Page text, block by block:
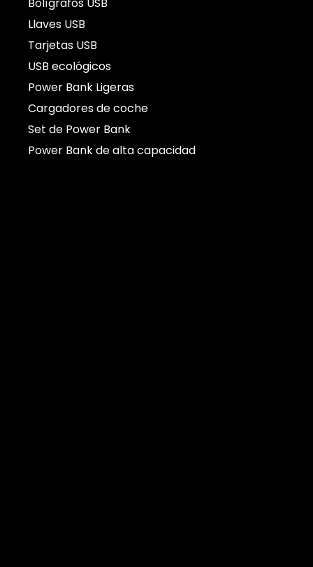
Llaves USB
Tarjetas USB
USB ecológicos
Power Bank Ligeras
Cargadores de coche
Set de Power Bank
Power Bank de alta capacidad